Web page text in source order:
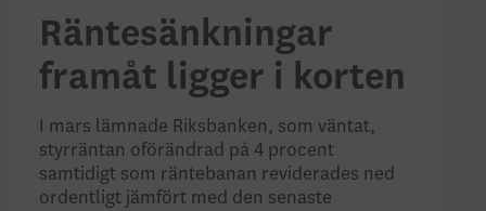
Räntesänkningar
framåt ligger i korten
I mars lämnade Riksbanken, som väntat,
styrräntan oförändrad på 4 procent
samtidigt som räntebanan reviderades ned
ordentligt jämfört med den senaste